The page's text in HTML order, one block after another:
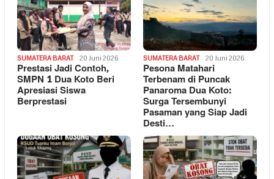
SUMATERA BARAT 20 Juni 2026
Prestasi Jadi Contoh,
SMPN 1 Dua Koto Beri
Apresiasi Siswa
Berprestasi
SUMATERA BARAT 20 Juni 2026
Pesona Matahari
Terbenam di Puncak
Panaroma Dua Koto:
Surga Tersembunyi
Pasaman yang Siap Jadi
Desti…